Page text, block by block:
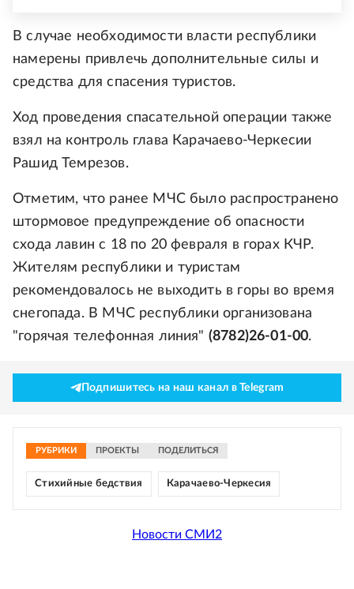
В случае необходимости власти республики
намерены привлечь дополнительные силы и
средства для спасения туристов.
Ход проведения спасательной операции также
взял на контроль глава Карачаево-Черкесии
Рашид Темрезов.
Отметим, что ранее МЧС было распространено
штормовое предупреждение об опасности
схода лавин с 18 по 20 февраля в горах КЧР.
Жителям республики и туристам
рекомендовалось не выходить в горы во время
снегопада. В МЧС республики организована
"горячая телефонная линия" (8782)26-01-00.
Подпишитесь на наш канал в Telegram
РУБРИКИ ПРОЕКТЫ ПОДЕЛИТЬСЯ
Стихийные бедствия Карачаево-Черкесия
Новости СМИ2